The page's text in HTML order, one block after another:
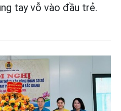
tay vỗ vào đầu trẻ.